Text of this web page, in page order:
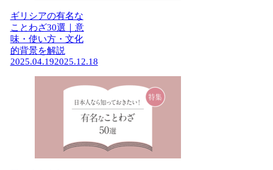
ギリシアの有名な
ことわざ30選｜意
味・使い方・文化
的背景を解説
2025.04.192025.12.18